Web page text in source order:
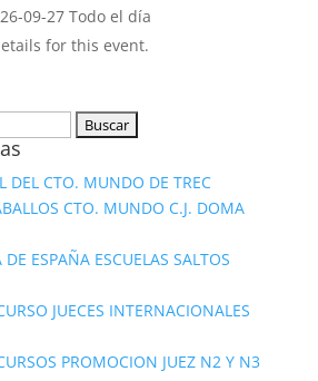
09-27 Todo el día
for this event.
DEL CTO. MUNDO DE TREC
CTO. MUNDO C.J. DOMA
ESPAÑA ESCUELAS SALTOS
JUECES INTERNACIONALES
PROMOCION JUEZ N2 Y N3